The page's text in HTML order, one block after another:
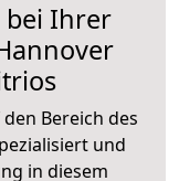
bei Ihrer
Bereich des
und
in diesem